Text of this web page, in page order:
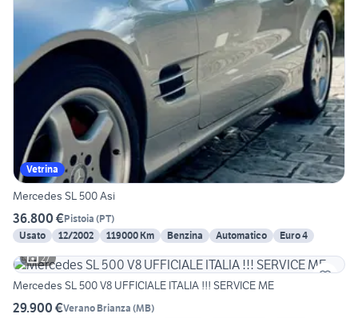
Vetrina
Mercedes SL 500 Asi
36.800 €Pistoia (PT)
Usato
12/2002 119000 Km Benzina Automatico
Euro 4
27
Mercedes SL 500 V8 UFFICIALE ITALIA !!! SERVICE ME
29.900 €Verano Brianza (MB)